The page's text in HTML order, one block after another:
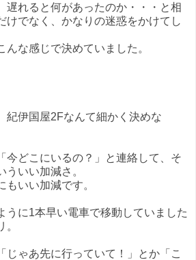
遅れると何があったのか・・・と相
けでなく、かなりの迷惑をかけてし
んな感じで決めていました。
紀伊国屋2Fなんて細かく決めな
今どこにいるの？」と連絡して、そ
ういい加減さ。
いい加減です。
うに1本早い電車で移動していました
じゃあ先に行っていて！」とか「こ